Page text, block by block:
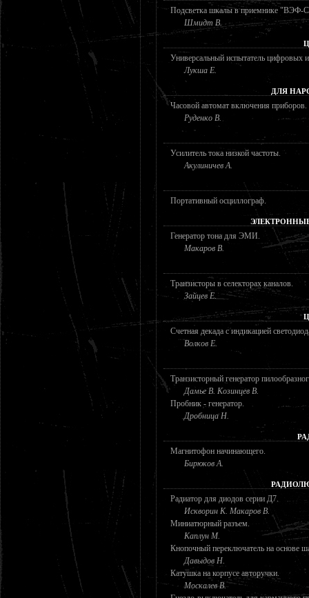
Подсветка шкалы в приемнике "ВЭФ-
Шмидт В.
Универсальный испытатель цифровых
Лукша Е.
ДЛЯ
Часовой автомат включения приборов.
Руденко В.
Усилитель тока низкой частоты.
Акулиничев А.
Портативный осциллограф.
Генератор тона для ЭМИ.
Макаров В.
Транзисторы в селекторах каналов.
Зайцев Е.
Счетная декада с индикацией
Волков Е.
Транзисторный генератор
Дамье В. Козинцев В.
Пробник - генератор.
Дробница Н.
Магнитофон начинающего.
Бирюков А.
Радиатор для диодов серии Д7.
Искворин К. Макаров В.
Миниатюрный разъем.
Каплун М.
Кнопочный переключатель на основе
Давыдов Н.
Катушка на корпусе авторучки.
Москалев В.